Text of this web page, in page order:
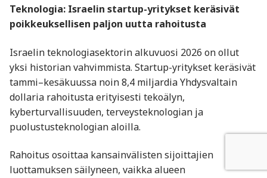
Teknologia: Israelin startup-yritykset keräsivät
poikkeuksellisen paljon uutta rahoitusta
Israelin teknologiasektorin alkuvuosi 2026 on ollut
yksi historian vahvimmista. Startup-yritykset keräsivät
tammi–kesäkuussa noin 8,4 miljardia Yhdysvaltain
dollaria rahoitusta erityisesti tekoälyn,
kyberturvallisuuden, terveysteknologian ja
puolustusteknologian aloilla.
Rahoitus osoittaa kansainvälisten sijoittajien
luottamuksen säilyneen, vaikka alueen